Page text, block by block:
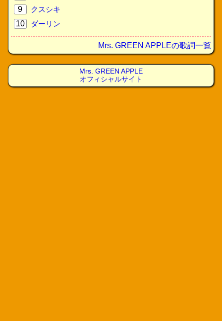
9
クスシキ
10
ダーリン
Mrs. GREEN APPLEの歌詞一覧
Mrs. GREEN APPLE
オフィシャルサイト